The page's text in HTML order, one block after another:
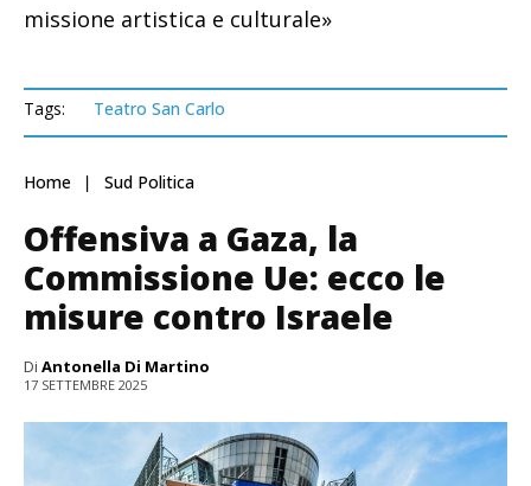
missione artistica e culturale»
Tags: Teatro San Carlo
Home Sud Politica
Offensiva a Gaza, la
Commissione Ue: ecco le
misure contro Israele
Di Antonella Di Martino
17 SETTEMBRE 2025